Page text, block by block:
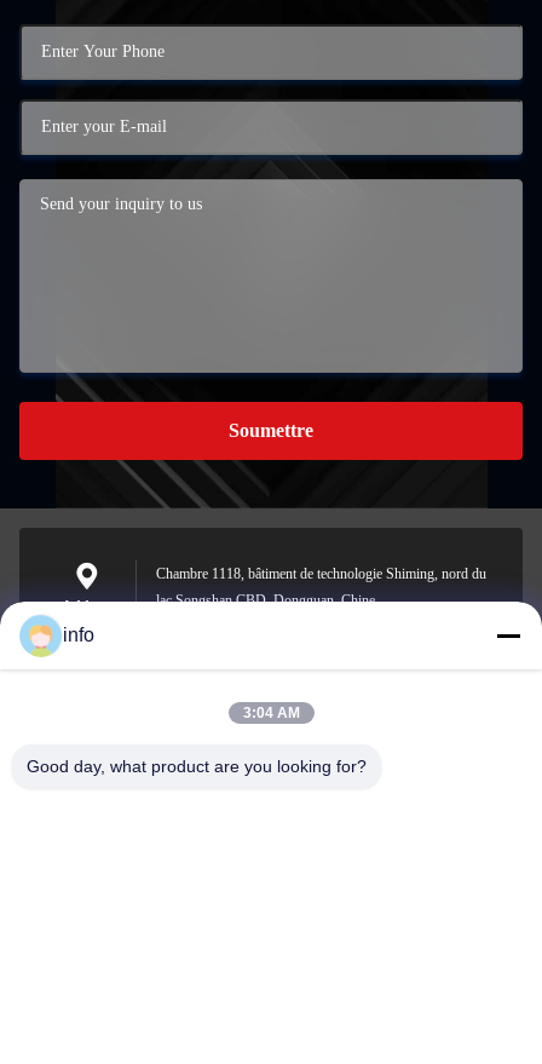
Soumettre
Address
Chambre 1118, bâtiment de technologie Shiming, nord du
lac Songshan CBD, Dongguan, Chine
info@gdpowerplus.com
info
3:04 AM
Good day, what product are you looking for?